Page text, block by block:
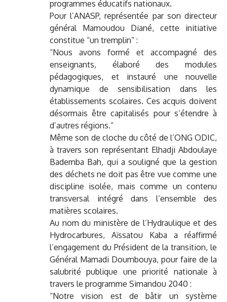
programmes éducatifs nationaux.
Pour l’ANASP, représentée par son directeur
général Mamoudou Diané, cette initiative
constitue “un tremplin” :
“Nous avons formé et accompagné des
enseignants, élaboré des modules
pédagogiques, et instauré une nouvelle
dynamique de sensibilisation dans les
établissements scolaires. Ces acquis doivent
désormais être capitalisés pour s’étendre à
d’autres régions.”
Même son de cloche du côté de l’ONG ODIC,
à travers son représentant Elhadji Abdoulaye
Bademba Bah, qui a souligné que la gestion
des déchets ne doit pas être vue comme une
discipline isolée, mais comme un contenu
transversal intégré dans l’ensemble des
matières scolaires.
Au nom du ministère de l’Hydraulique et des
Hydrocarbures, Aïssatou Kaba a réaffirmé
l’engagement du Président de la transition, le
Général Mamadi Doumbouya, pour faire de la
salubrité publique une priorité nationale à
travers le programme Simandou 2040 :
“Notre vision est de bâtir un système